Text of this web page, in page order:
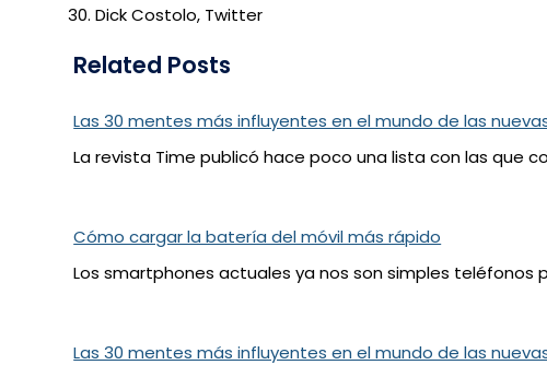
Dick Costolo, Twitter
Related Posts
Las 30 mentes más influyentes en el mundo de las
La revista Time publicó hace poco una lista con las que
Cómo cargar la batería del móvil más rápido
Los smartphones actuales ya nos son simples teléfonos
Las 30 mentes más influyentes en el mundo de las